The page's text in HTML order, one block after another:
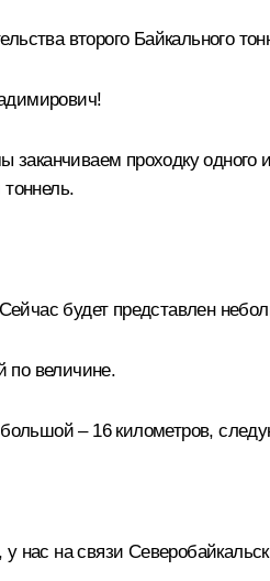
второго Байкального
заканчиваем проходку
будет представлен
по величине.
– 16 километров,
нас на связи